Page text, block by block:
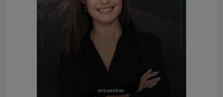
Um die ambitionierten Klimaziele im Gebäudesektor
zu erreichen, fordert der Verband ein Umdenken auf
regulatorischer Ebene. Es bedarf einer klaren
rechtlichen Privilegierung von
Sonnenschutzmaßnahmen im Wohnrecht, um
langwierige Zustimmungsprozesse zu verkürzen.
Für Branchenentscheidungsträger:innen und